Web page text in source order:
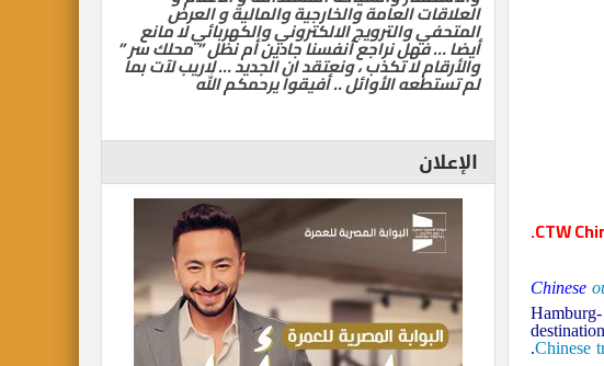
العلاقات العامة والخارجية والمالية و العرض
المتحفي والترويج الالكتروني والكهربائي لا مانع
أيضا … فهل نراجع أنفسنا جادين أم نظل ” محلك سر ”
والأرقام لا تكذب ، ونعتقد ان الجديد … لاريب لآت بما
لم تستطعه الأوائل .. أفيقوا يرحمكم الله